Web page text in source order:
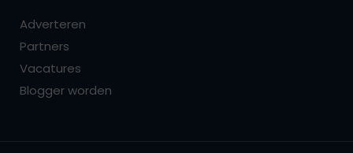
Adverteren
Partners
Vacatures
Blogger worden